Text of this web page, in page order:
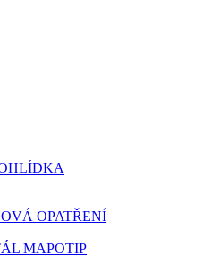
OPATŘENÍ
MAPOTIP